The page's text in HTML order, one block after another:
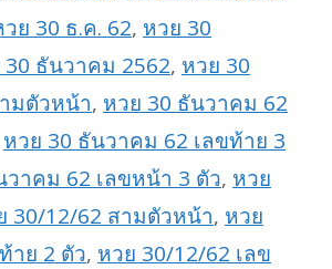
ย 30 ธ.ค. 62, หวย 30
30 ธันวาคม 2562, หวย 30
มตัวหน้า, หวย 30 ธันวาคม 62
หวย 30 ธันวาคม 62 เลขท้าย 3
วาคม 62 เลขหน้า 3 ตัว, หวย
30/12/62 สามตัวหน้า, หวย
าย 2 ตัว, หวย 30/12/62 เลข